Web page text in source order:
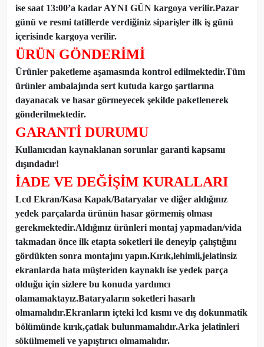
ise saat 13:00’a kadar AYNI GÜN kargoya verilir.Pazar
günü ve resmi tatillerde verdiğiniz siparişler ilk iş günü
içerisinde kargoya verilir.
ÜRÜN GÖNDERİMİ
Ürünler paketleme aşamasında kontrol edilmektedir.Tüm
ürünler ambalajında sert kutuda kargo şartlarına
dayanacak ve hasar görmeyecek şekilde paketlenerek
gönderilmektedir.
GARANTİ DURUMU
Kullanıcıdan kaynaklanan sorunlar garanti kapsamı
dışındadır!
İADE VE DEĞİŞİM KURALLARI
Lcd Ekran/Kasa Kapak/Bataryalar ve diğer aldığınız
yedek parçalarda ürünün hasar görmemiş olması
gerekmektedir.Aldığınız ürünleri montaj yapmadan/vida
takmadan önce ilk etapta soketleri ile deneyip çalıştığını
gördükten sonra montajını yapın.Kırık,lehimli,jelatinsiz
ekranlarda hata müşteriden kaynaklı ise yedek parça
olduğu için sizlere bu konuda yardımcı
olamamaktayız.Bataryaların soketleri hasarlı
olmamalıdır.Ekranların içteki lcd kısmı ve dış dokunmatik
bölümünde kırık,çatlak bulunmamalıdır.Arka jelatinleri
sökülmemeli ve yapıştırıcı olmamalıdır.